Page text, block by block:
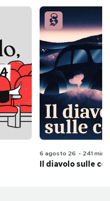
6 agosto 26 - 241 min
Il diavolo sulle